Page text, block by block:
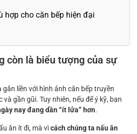
hợp cho căn bếp hiện đại
còn là biểu tượng của sự
liền với hình ảnh căn bếp truyền
gần gũi. Tuy nhiên, nếu để ý kỹ, bạn
nay đang dần “ít lửa” hơn.
ăn ít đi, mà vìcách chúng ta nấu ăn